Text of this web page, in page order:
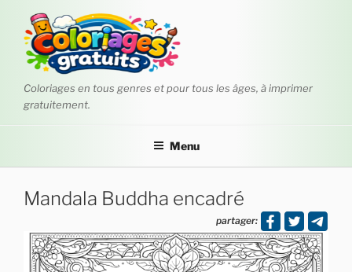
contenu
principal
Coloriages en tous genres et pour tous les âges, à imprimer
gratuitement.
Menu
Mandala Buddha encadré
partager: